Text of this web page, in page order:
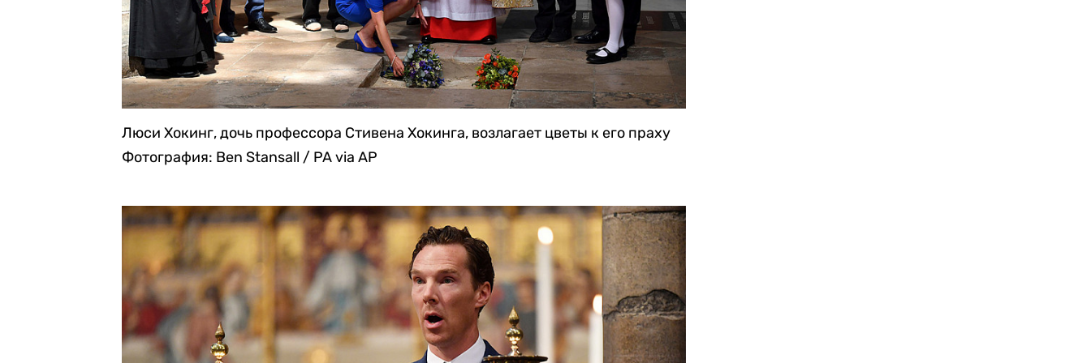
Люси Хокинг, дочь профессора Стивена Хокинга, возлагает цветы к его праху
Фотография: Ben Stansall / PA via AP